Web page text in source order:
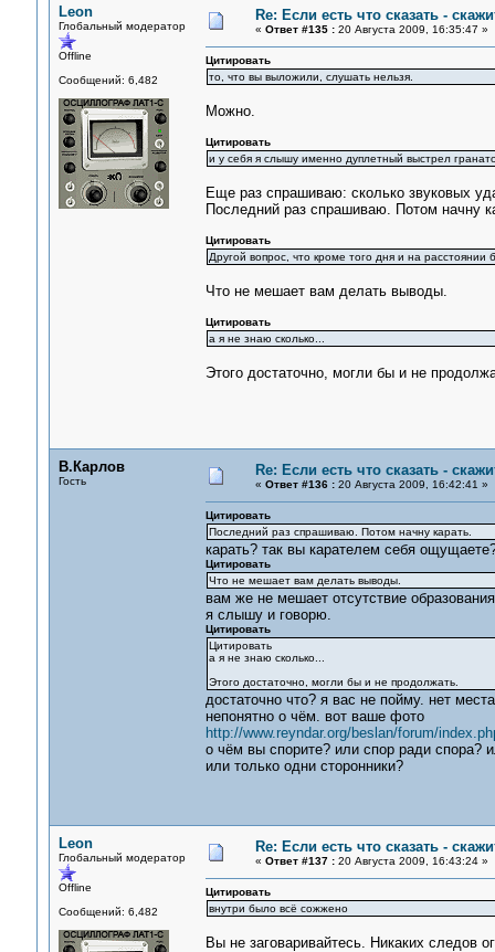
Leon
Глобальный модератор
Offline
Сообщений: 6,482
Re: Если есть что сказать -
« Ответ #135 :20 Августа 2009, 16:35:47 »
Цитировать
то, что вы выложили, слушать нельзя.
Можно.
Цитировать
и у себя я слышу именно дуплетный выстрел
Еще раз спрашиваю: сколько звуковых
Последний раз спрашиваю. Потом начну
Цитировать
Другой вопрос, что кроме того дня и на
Что не мешает вам делать выводы.
Цитировать
а я не знаю сколько...
Этого достаточно, могли бы и не
В.Карлов
Гость
Re: Если есть что сказать -
« Ответ #136 :20 Августа 2009, 16:42:41 »
Цитировать
Последний раз спрашиваю. Потом начну карать.
карать? так вы карателем себя
Цитировать
Что не мешает вам делать выводы.
вам же не мешает отсутствие
я слышу и говорю.
Цитировать
Цитировать
а я не знаю сколько...
Этого достаточно, могли бы и не продолжать.
достаточно что? я вас не пойму. нет
непонятно о чём. вот ваше фото
http://www.reyndar.org/beslan/forum/
о чём вы спорите? или спор ради спора?
или только одни сторонники?
Leon
Глобальный модератор
Offline
Сообщений: 6,482
Re: Если есть что сказать -
« Ответ #137 :20 Августа 2009, 16:43:24 »
Цитировать
внутри было всё сожжено
Вы не заговаривайтесь. Никаких следов